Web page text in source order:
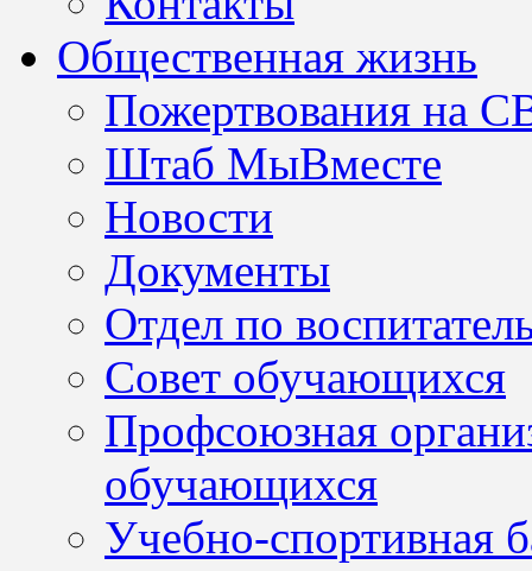
Общественная жизнь
Пожертвования на
Штаб МыВместе
Новости
Документы
Отдел по
Совет обучающихся
Профсоюзная
обучающихся
Учебно-спортивная